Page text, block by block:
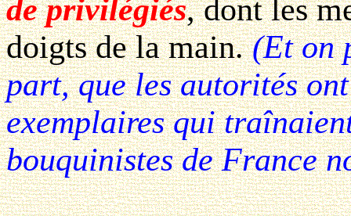
de privilégiés, dont les
doigts de la main.(Et on
part, que les autorités
exemplaires qui
bouquinistes de France